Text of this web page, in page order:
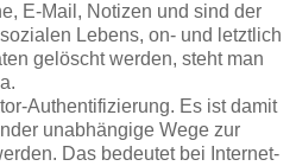
E-Mail, Notizen und sind der
Lebens, on- und letztlich
gelöscht werden, steht man
Authentifizierung. Es ist damit
unabhängige Wege zur
Das bedeutet bei Internet-